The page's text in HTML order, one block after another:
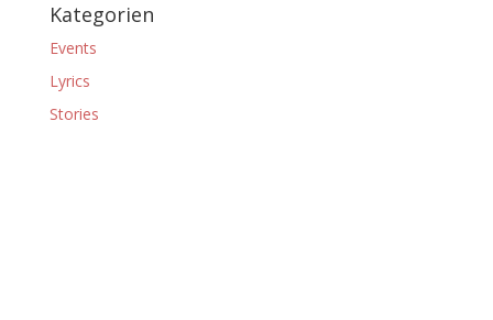
Kategorien
Events
Lyrics
Stories